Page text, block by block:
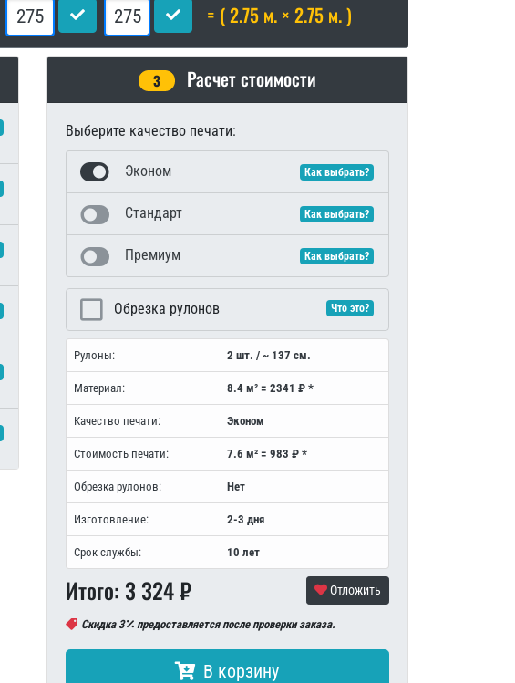
= ( 2.75 м. × 2.75 м. )
3 Расчет стоимости
Выберите качество печати:
Эконом Как выбрать?
Стандарт Как выбрать?
Премиум Как выбрать?
Обрезка рулонов Что это?
Рулоны: 2 шт. / ~ 137 см.
Материал: 8.4 м² = 2341 ₽ *
Качество печати: Эконом
Стоимость печати: 7.6 м² = 983 ₽ *
Обрезка рулонов: Нет
Изготовление: 2-3 дня
Срок службы: 10 лет
Итого: 3 324₽ Отложить
Скидка 3 предоставляется после проверки заказа.
В корзину